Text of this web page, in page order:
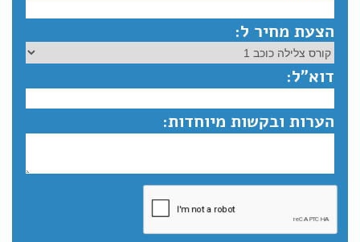
הצעת מחיר ל:
דוא”ל:
הערות ובקשות מיוחדות: